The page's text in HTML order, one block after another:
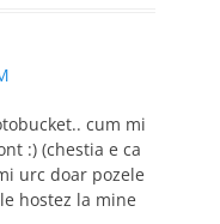
cum mi
:) (chestia e ca
urc doar pozele
hostez la mine